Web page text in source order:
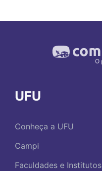
UFU
Conheça a UFU
Campi
Faculdades e Institutos